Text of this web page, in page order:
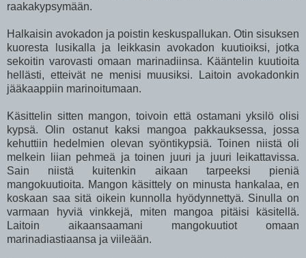
raakakypsymään.
Halkaisin avokadon ja poistin keskuspallukan. Otin sisuksen
kuoresta lusikalla ja leikkasin avokadon kuutioiksi, jotka
sekoitin varovasti omaan marinadiinsa. Kääntelin kuutioita
hellästi, etteivät ne menisi muusiksi. Laitoin avokadonkin
jääkaappiin marinoitumaan.
Käsittelin sitten mangon, toivoin että ostamani yksilö olisi
kypsä. Olin ostanut kaksi mangoa pakkauksessa, jossa
kehuttiin hedelmien olevan syöntikypsiä. Toinen niistä oli
melkein liian pehmeä ja toinen juuri ja juuri leikattavissa.
Sain niistä kuitenkin aikaan tarpeeksi pieniä
mangokuutioita. Mangon käsittely on minusta hankalaa, en
koskaan saa sitä oikein kunnolla hyödynnettyä. Sinulla on
varmaan hyviä vinkkejä, miten mangoa pitäisi käsitellä.
Laitoin aikaansaamani mangokuutiot omaan
marinadiastiaansa ja viileään.